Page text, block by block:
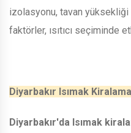
izolasyonu, tavan
faktörler, ısıtıcı seçiminde
Diyarbakır Isımak Kiralama
Diyarbakır'da Isımak